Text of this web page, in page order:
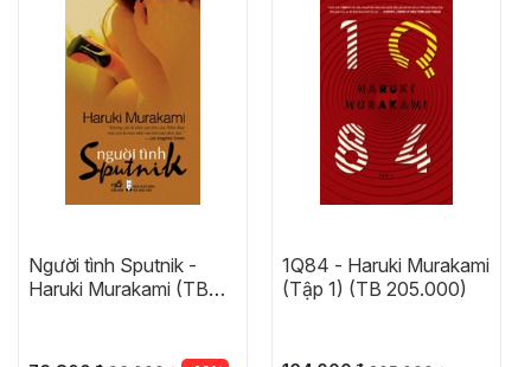
Người tình Sputnik -
Haruki Murakami (TB
1Q84 - Haruki Murakami
(Tập 1) (TB 205.000)